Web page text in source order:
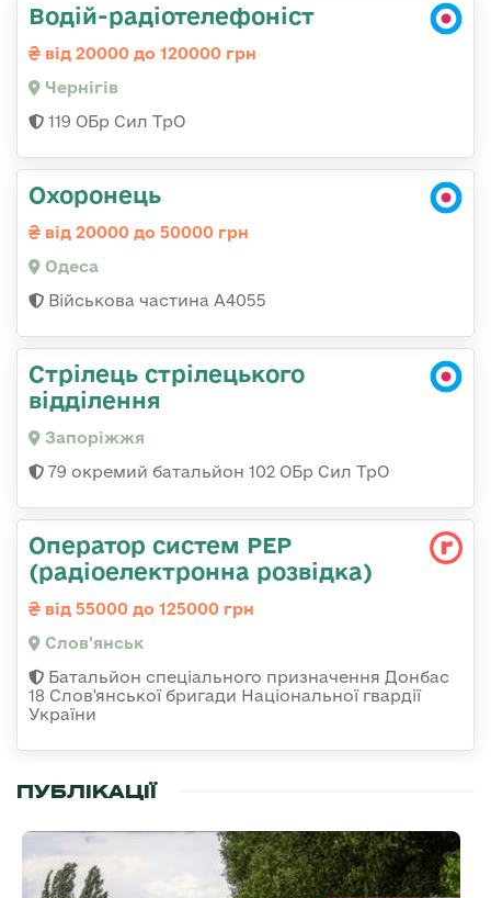
Водій-радіотелефоніст
від 20000 до 120000 грн
Чернігів
119 ОБр Сил ТрО
Охоронець
від 20000 до 50000 грн
Одеса
Військова частина А4055
Стрілець стрілецького
відділення
Запоріжжя
79 окремий батальйон 102 ОБр Сил ТрО
Оператор систем РЕР
(радіоелектронна розвідка)
від 55000 до 125000 грн
Слов'янськ
Батальйон спеціального призначення Донбас
18 Слов'янської бригади Національної гвардії
України
ПУБЛІКАЦІЇ